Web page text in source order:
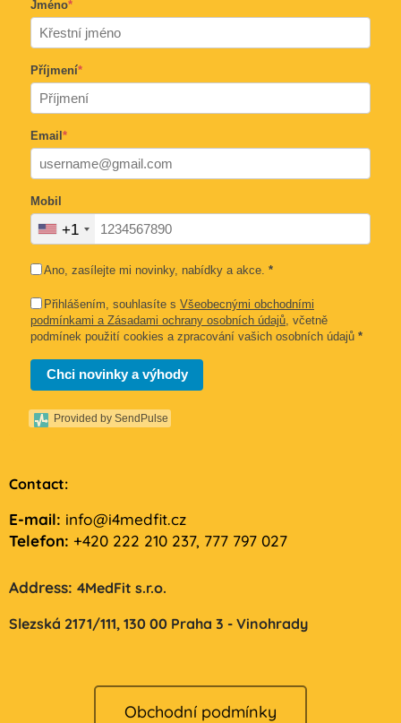
Jméno*
Příjmení*
Email *
Mobil
+1
Ano, zasílejte mi novinky, nabídky a akce. *
Přihlášením, souhlasíte s Všeobecnými obchodními
podmínkami a Zásadami ochrany osobních údajů, včetně
podmínek použití cookies a zpracování vašich osobních údajů *
Chci novinky a výhody
Provided by SendPulse
Contact:
E-mail: info@i4medfit.cz
Telefon: +420 222 210 237, 777 797 027
Address: 4MedFit s.r.o.
Slezská 2171/111, 130 00 Praha 3 - Vinohrady
Obchodní podmínky